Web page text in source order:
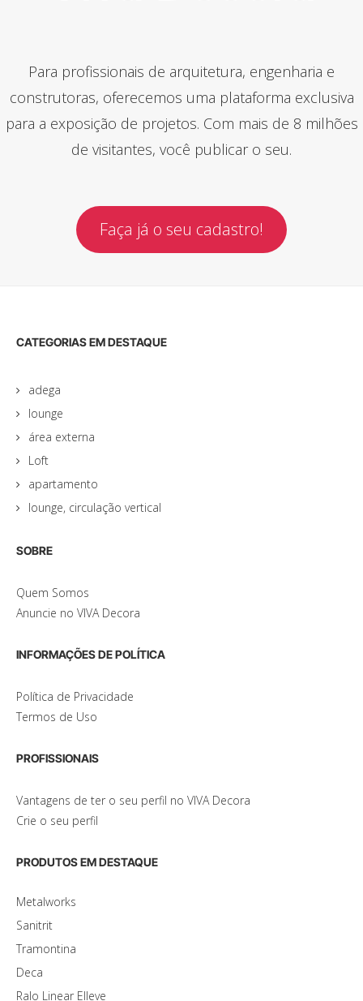
Para profissionais de arquitetura, engenharia e
construtoras, oferecemos uma plataforma exclusiva
para a exposição de projetos. Com mais de 8 milhões
de visitantes, você publicar o seu.
Faça já o seu cadastro!
CATEGORIAS EM DESTAQUE
adega
lounge
área externa
Loft
apartamento
lounge, circulação vertical
SOBRE
Quem Somos
Anuncie no VIVA Decora
INFORMAÇÕES DE POLÍTICA
Política de Privacidade
Termos de Uso
PROFISSIONAIS
Vantagens de ter o seu perfil no VIVA Decora
Crie o seu perfil
PRODUTOS EM DESTAQUE
Metalworks
Sanitrit
Tramontina
Deca
Ralo Linear Elleve